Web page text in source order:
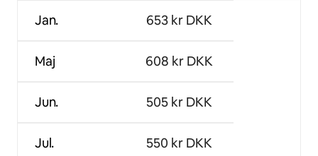
Jan.
Maj
Jun.
Jul.
653 kr DKK
608 kr DKK
505 kr DKK
550 kr DKK